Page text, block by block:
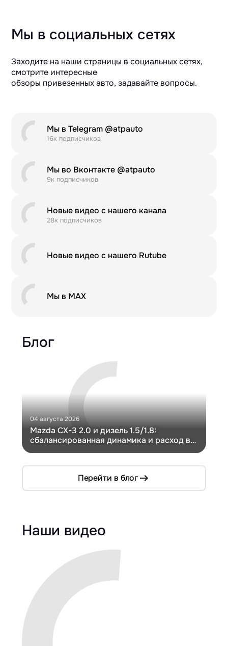
Мы в социальных сетях
Заходите на наши страницы в социальных сетях,
смотрите интересные
обзоры привезенных авто, задавайте вопросы.
Мы в Telegram @atpauto
16к подписчиков
Мы во Вконтакте @atpauto
9к подписчиков
Новые видео с нашего канала
28к подписчиков
Новые видео с нашего Rutube
Мы в MAX
Блог
04 августа 2026
Mazda CX-3 2.0 и дизель 1.5/1.8:
сбалансированная динамика и расход в
Перейти в блог
Наши видео